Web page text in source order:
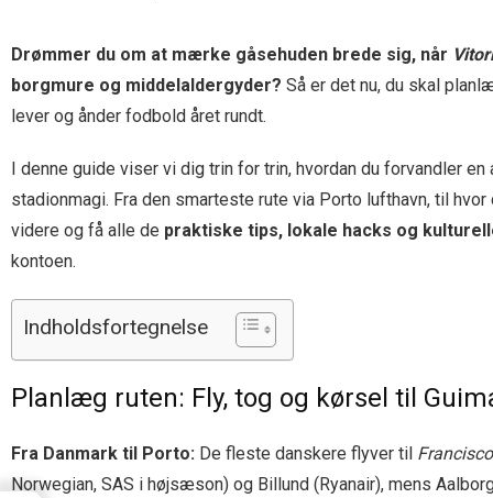
Drømmer du om at mærke gåsehuden brede sig, når
borgmure og middelaldergyder? Så er det nu, du skal
lever og ånder fodbold året rundt.
I denne guide viser vi dig trin for trin, hvordan du forvandler
stadionmagi. Fra den smarteste rute via Porto lufthavn, til
videre og få alle de praktiske tips, lokale hacks og
kontoen.
Indholdsfortegnelse
Planlæg ruten: Fly, tog og kørsel til
Fra Danmark til Porto: De fleste danskere flyver til
Norwegian, SAS i højsæson) og Billund (Ryanair), mens